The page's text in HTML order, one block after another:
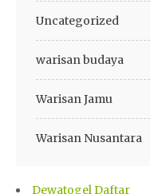
Uncategorized
warisan budaya
Warisan Jamu
Warisan Nusantara
Dewatogel Daftar